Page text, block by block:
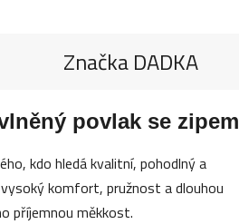
ZnačkaDADKA
povlak se zipem
kdo hledá kvalitní, pohodlný a
komfort, pružnost a dlouhou
příjemnou měkkost.